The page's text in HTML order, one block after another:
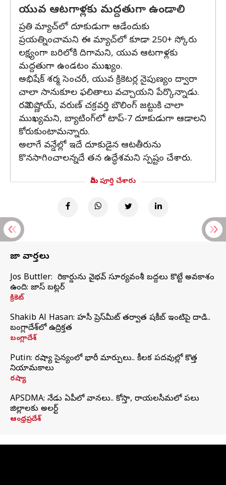
యువ ఆటగాళ్లకు మద్దతుగా ఉండాలి
ప్రతి మ్యాచ్‌లో దూకుడుగా ఆడేందుకు
ప్రయత్నించామని ఈ మ్యాచ్‌లో కూడా 250+ స్కోరు
లక్ష్యంగా బరిలోకి దిగామని, యువ ఆటగాళ్లకు
మద్దతుగా ఉండటం ముఖ్యం.
అభిషేక్ శర్మ సెంచరీ, యువ క్రికెటర్ల నైపుణ్యం ద్వారా
చాలా సానుకూల ఫలితాలు వచ్చాయని పేర్కొన్నాడు.
రవి బిష్ణోయ్, వరుణ్‌ చక్రవర్తి బౌలింగ్‌ జట్టుకి చాలా
ముఖ్యమని, బ్యాటింగ్‌లో టాప్-7 దూకుడుగా ఆడాలని
కోరుకుంటామన్నారు.
అలాగే వన్డేల్లో ఇదే దూకుడైన ఆటతీరును
కొనసాగించాలన్నదే తన ఉద్ధేశమని స్పష్టం చేశారు.
మీరు పూర్తి చేశారు
తాజా వార్తలు
Jos Buttler: నా రికార్డును వైభవ్ సూర్యవంశీ బద్దలు కొట్టే అవకాశం
ఉంది: జాస్ బట్లర్
క్రికెట్
Shakib Al Hasan: హసీనా ప్రెస్‌మీట్‌ తర్వాత షకీబ్‌ ఇంటిపై దాడి..
బంగ్లాదేశ్‌లో ఉద్రిక్తత
బంగ్లాదేశ్
Putin: రష్యా సైన్యంలో భారీ మార్పులు.. కీలక పదవుల్లో కొత్త
నియామకాలు
రష్యా
APSDMA: నేడు ఏపీలో వానలు.. కోస్తా, రాయలసీమలో పలు
జిల్లాలకు అలర్ట్
ఆంధ్రప్రదేశ్